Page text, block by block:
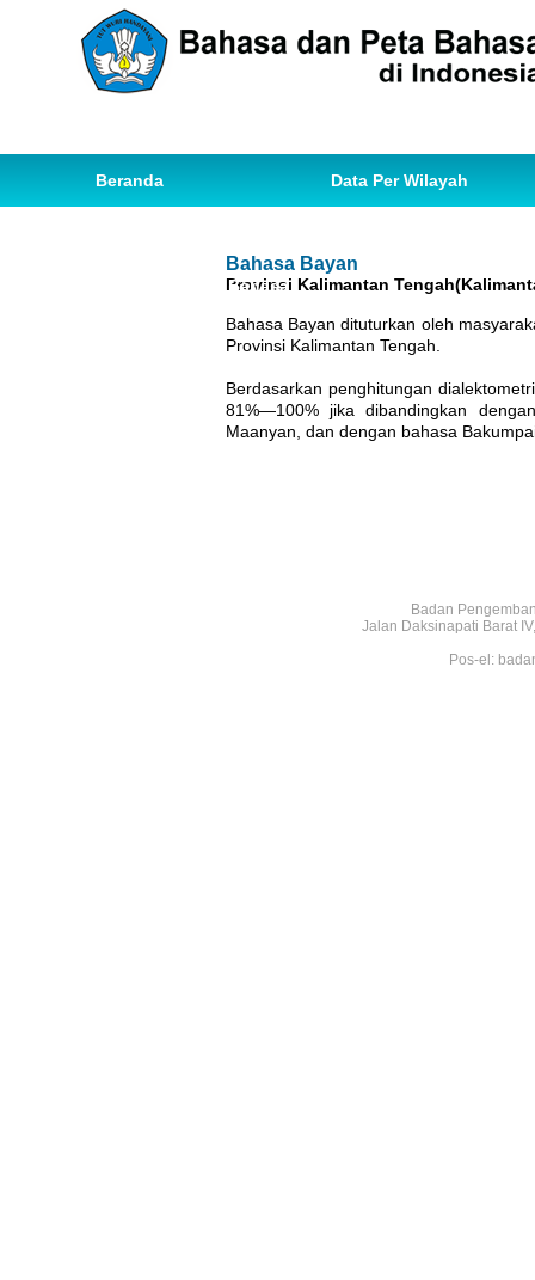
Beranda Data Per Wilayah
Ihwal Pemetaan Bahasa
Bahasa Bayan
Provinsi Kalimantan
Bahasa Bayan dituturkan oleh
Provinsi Kalimantan Tengah.
Berdasarkan penghitungan
81%—100% jika dibandingkan
Maanyan, dan dengan bahasa
Badan
Jalan Daksinapati Barat
Pos-el: